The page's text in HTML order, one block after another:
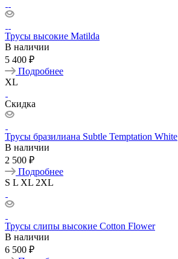
Трусы высокие Matilda
В наличии
5 400 ₽
Подробнее
XL
Скидка
Трусы бразилиана Subtle Temptation White
В наличии
2 500 ₽
Подробнее
S L XL 2XL
Трусы слипы высокие Cotton Flower
В наличии
6 500 ₽